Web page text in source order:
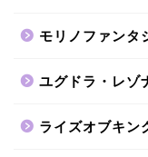
モリノファンタ
ユグドラ・レゾ
ライズオブキン